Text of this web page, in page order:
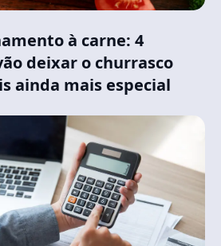
à carne: 4
deixar o churrasco
ainda mais especial